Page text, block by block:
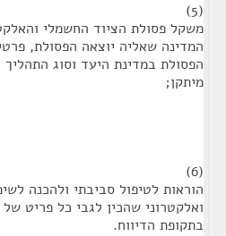
(5)
משקל פסולת הציוד החשמלי
המדינה שאליה יוצאה הפסולת,
הפסולת במדינת היעד וסוג
מיתקן;
(6)
הוראות לטיפול סביבתי ולהכנה
ואלקטרוני שהכין לגבי כל פריט
בתקופת הדיווח.